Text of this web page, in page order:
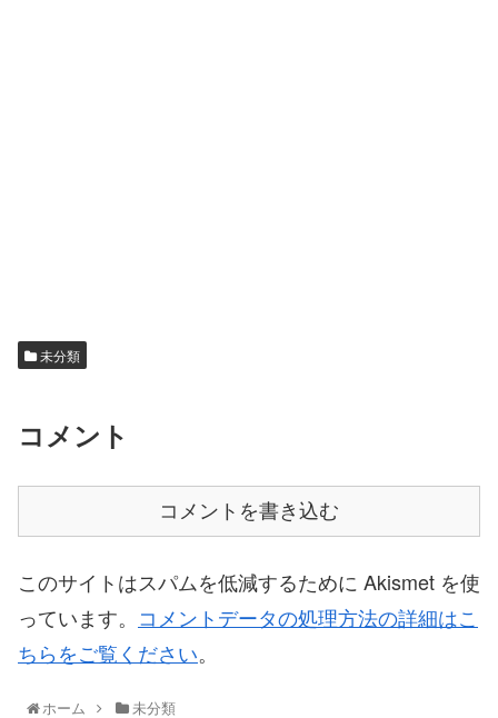
未分類
コメント
コメントを書き込む
このサイトはスパムを低減するために Akismet を使
っています。 コメントデータの処理方法の詳細はこ
ちらをご覧ください。
ホーム 未分類